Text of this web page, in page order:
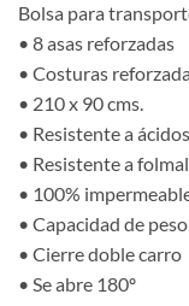
Bolsa para
• 8 asas reforzadas
• Costuras
• 210 x 90 cms.
• Resistente a ácidos
• Resistente a
• 100%
• Capacidad de
• Cierre doble carro
• Se abre 180º